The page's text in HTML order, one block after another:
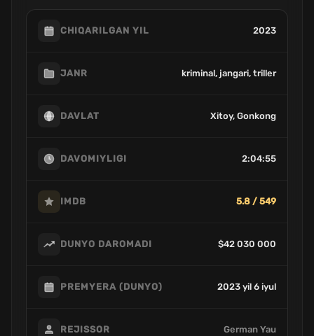
CHIQARILGAN YIL 2023
JANR kriminal, jangari, triller
DAVLAT Xitoy, Gonkong
DAVOMIYLIGI 2:04:55
IMDB 5.8 / 549
DUNYO DAROMADI $42 030 000
PREMYERA (DUNYO) 2023 yil 6 iyul
REJISSOR German Yau